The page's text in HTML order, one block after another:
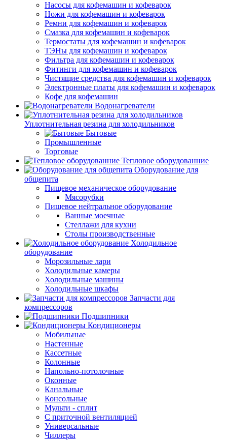
Насосы для кофемашин и кофеварок
Ножи для кофемашин и кофеварок
Ремни для кофемашин и кофеварок
Смазка для кофемашин и кофеварок
Термостаты для кофемашин и кофеварок
ТЭНы для кофемашин и кофеварок
Фильтра для кофемашин и кофеварок
Фитинги для кофемашин и кофеварок
Чистящие средства для кофемашин и кофеварок
Электронные платы для кофемашин и кофеварок
Кофе для кофемашин
Водонагреватели
Уплотнительная резина для холодильников
Бытовые
Промышленные
Торговые
Тепловое оборудованние
Оборудование для
общепита
Пищевое механическое оборудование
Мясорубки
Пищевое нейтральное оборудование
Ванные моечные
Стеллажи для кухни
Столы производственные
Холодильное
оборудование
Морозильные лари
Холодильные камеры
Холодильные машины
Холодильные шкафы
Запчасти для
компрессоров
Подшипники
Кондиционеры
Мобильные
Настенные
Кассетные
Колонные
Напольно-потолочные
Оконные
Канальные
Консольные
Мульти - сплит
С приточной вентиляцией
Универсальные
Чиллеры